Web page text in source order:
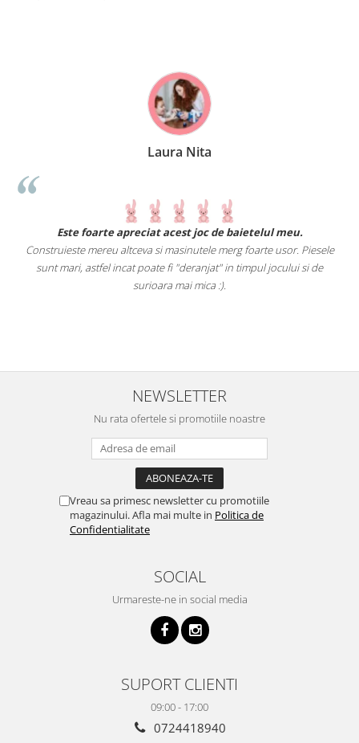
Laura Nita
Este foarte apreciat acest joc de baietelul meu.
Construieste mereu altceva si masinutele merg foarte usor. Piesele
sunt mari, astfel incat poate fi "deranjat" in timpul jocului si de
surioara mai mica :).
NEWSLETTER
Nu rata ofertele si promotiile noastre
Vreau sa primesc newsletter cu promotiile
magazinului. Afla mai multe in Politica de
Confidentialitate
SOCIAL
Urmareste-ne in social media
SUPORT CLIENTI
09:00 - 17:00
0724418940